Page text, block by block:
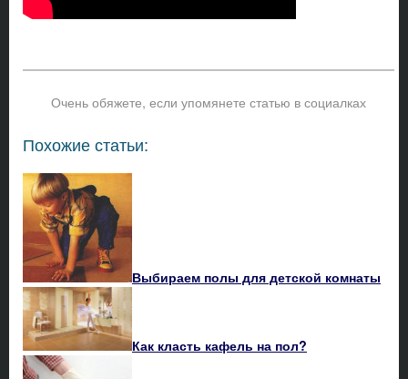
Очень обяжете, если упомянете статью в социалках
Похожие статьи:
Выбираем полы для детской комнаты
Как класть кафель на пол?